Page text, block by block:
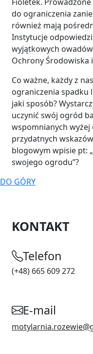
do ograniczenia
również mają
Instytucje
wyjątkowych
Ochrony Środowiska
Co ważne, każdy z
ograniczenia spadku
jaki sposób?
uczynić swój ogród
wspomnianych wyżej
przydatnych
blogowym wpisie pt:
swojego ogrodu”?
DO GÓRY
KONTAKT
Telefon
(+48) 665 609 272
E-mail